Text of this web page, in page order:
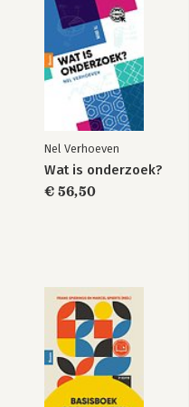
Nel Verhoeven
Wat is onderzoek?
€ 56,50